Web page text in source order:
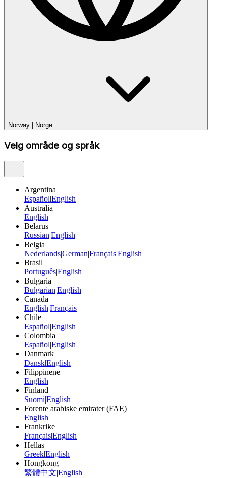
Norway Norge
Velg område og språk
Argentina
EspañolEnglish
Australia
English
Belarus
RussianEnglish
Belgia
NederlandsGermanFrançaisEnglish
Brasil
PortuguêsEnglish
Bulgaria
BulgarianEnglish
Canada
EnglishFrançais
Chile
EspañolEnglish
Colombia
EspañolEnglish
Danmark
DanskEnglish
Filippinene
English
Finland
SuomiEnglish
Forente arabiske emirater (FAE)
English
Frankrike
FrançaisEnglish
Hellas
GreekEnglish
Hongkong
繁體中文 English